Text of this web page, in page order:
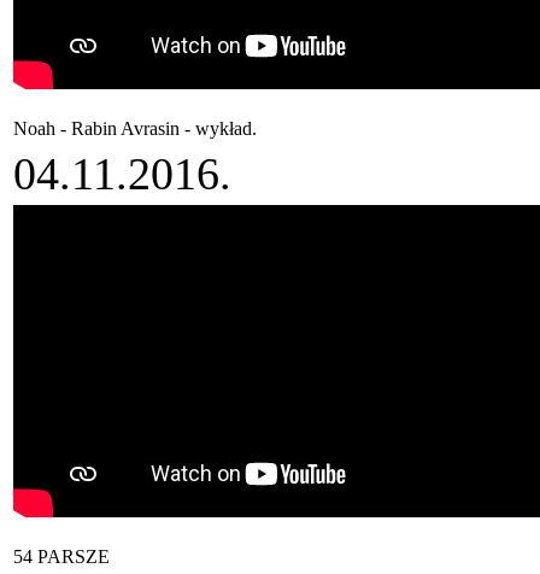
Noah - Rabin Avrasin - wykład.
04.11.2016.
54 PARSZE